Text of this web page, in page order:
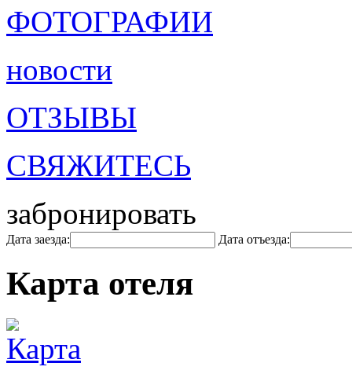
ФОТОГРАФИИ
новости
ОТЗЫВЫ
СВЯЖИТЕСЬ
забронировать
Дата заезда: Дата отъезда:
Карта отеля